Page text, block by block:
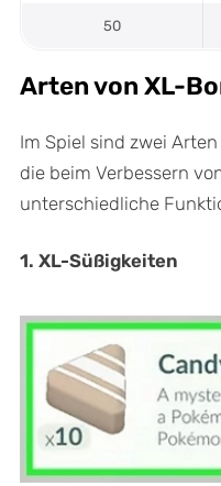
50
Arten von XL-
Im Spiel sind zwei
die beim Verbessern
unterschiedliche
1. XL-Süßigkeiten